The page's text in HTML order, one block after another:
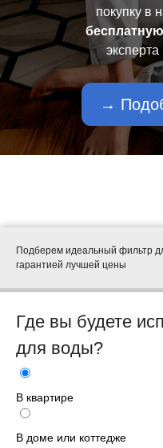
покупку в
→
Подберем идеальный фильтр
гарантией лучшей цены
Где вы будете
для воды?
В квартире
В доме или коттедже